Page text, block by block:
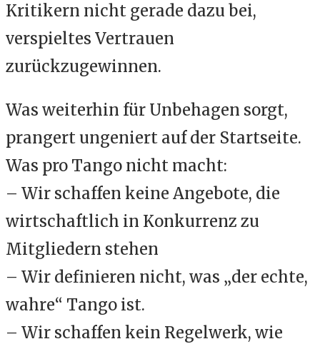
Kritikern nicht gerade dazu bei,
verspieltes Vertrauen
zurückzugewinnen.
Was weiterhin für Unbehagen sorgt,
prangert ungeniert auf der Startseite.
Was pro Tango nicht macht:
– Wir schaffen keine Angebote, die
wirtschaftlich in Konkurrenz zu
Mitgliedern stehen
– Wir definieren nicht, was „der echte,
wahre“ Tango ist.
– Wir schaffen kein Regelwerk, wie